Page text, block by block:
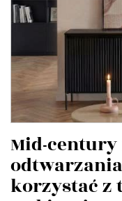
Mid-
korzystać z